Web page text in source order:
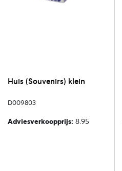
Huis (Souvenirs) klein
D009803
Adviesverkoopprijs: 8.95